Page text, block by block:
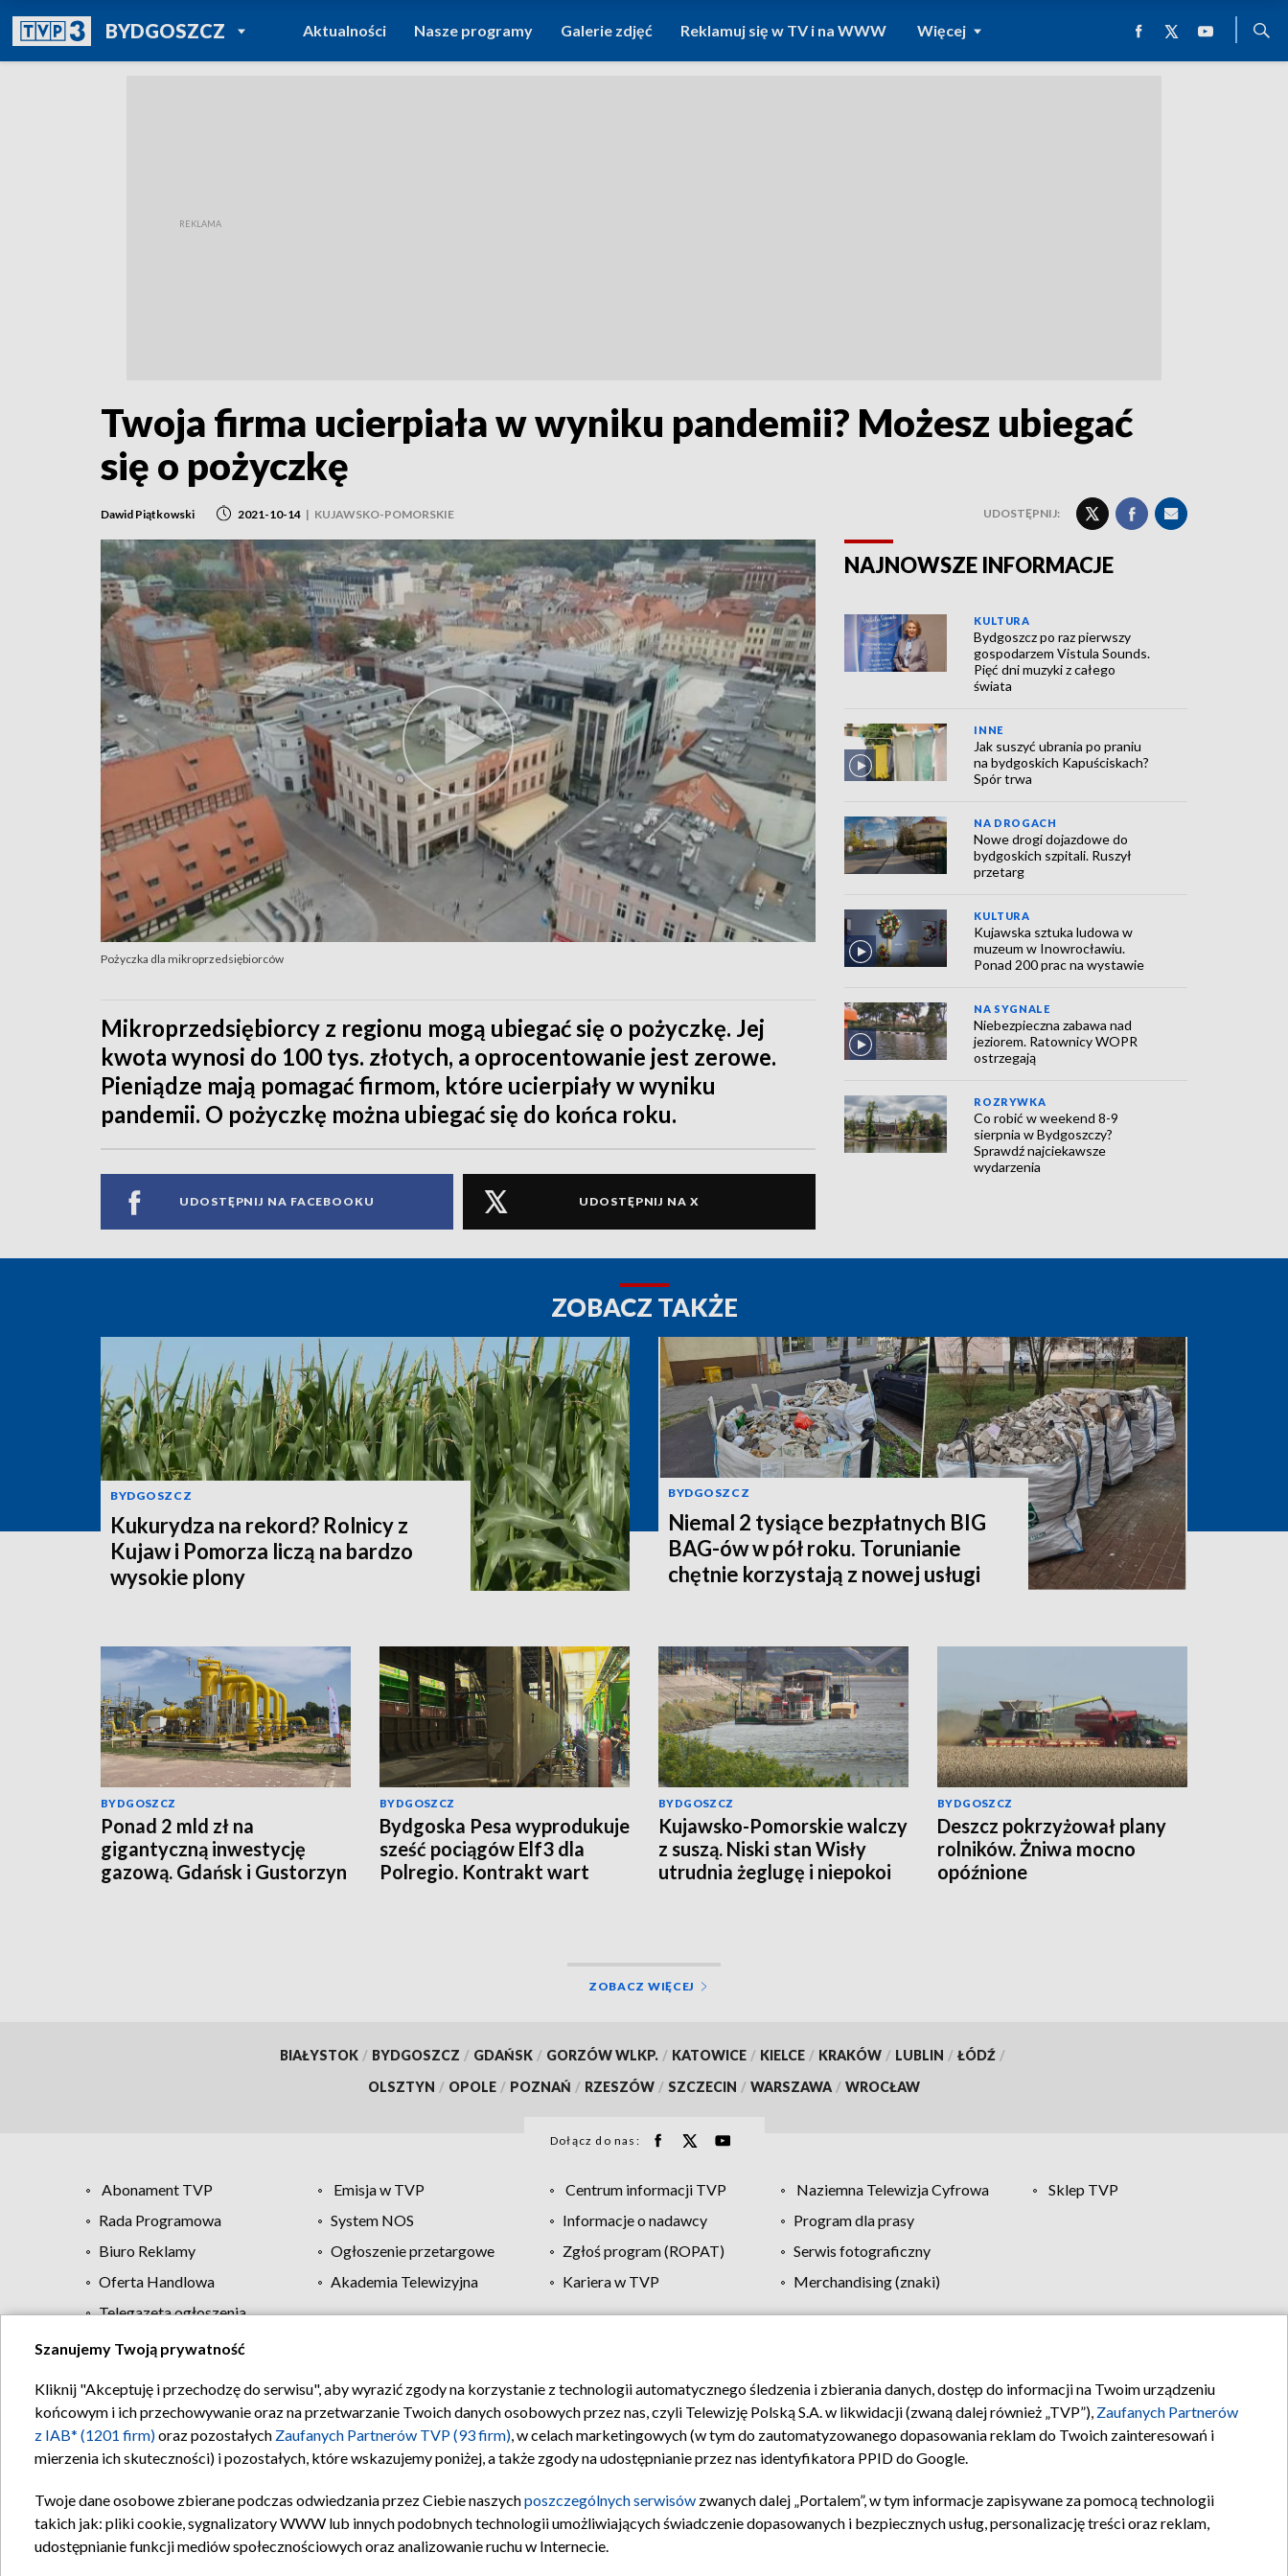
BYDGOSZCZPOWRÓT DO
TVP REGIONY
Aktualności Nasze programy Galerie zdjęć Reklamuj się w TV i na WWW Więcej
Twoja firma ucierpiała w wyniku pandemii? Możesz ubiegać
się o pożyczkę
Dawid Piątkowski 2021-10-14 | KUJAWSKO-POMORSKIE UDOSTĘPNIJ:
Pożyczka dla mikroprzedsiębiorców
Mikroprzedsiębiorcy z regionu mogą ubiegać się o pożyczkę. Jej
kwota wynosi do 100 tys. złotych, a oprocentowanie jest zerowe.
Pieniądze mają pomagać firmom, które ucierpiały w wyniku
pandemii. O pożyczkę można ubiegać się do końca roku.
UDOSTĘPNIJ NA FACEBOOKU UDOSTĘPNIJ NA X
NAJNOWSZE INFORMACJE
KULTURA
Bydgoszcz po raz pierwszy
gospodarzem Vistula Sounds.
Pięć dni muzyki z całego
świata
INNE
Jak suszyć ubrania po praniu
na bydgoskich Kapuściskach?
Spór trwa
NA DROGACH
Nowe drogi dojazdowe do
bydgoskich szpitali. Ruszył
przetarg
KULTURA
Kujawska sztuka ludowa w
muzeum w Inowrocławiu.
Ponad 200 prac na wystawie
NA SYGNALE
Niebezpieczna zabawa nad
jeziorem. Ratownicy WOPR
ostrzegają
ROZRYWKA
Co robić w weekend 8-9
sierpnia w Bydgoszczy?
Sprawdź najciekawsze
wydarzenia
ZOBACZ TAKŻE
BYDGOSZCZ
Kukurydza na rekord? Rolnicy z
Kujaw i Pomorza liczą na bardzo
wysokie plony
BYDGOSZCZ
Niemal 2 tysiące bezpłatnych BIG
BAG-ów w pół roku. Torunianie
chętnie korzystają z nowej usługi
BYDGOSZCZ
Ponad 2 mld zł na
gigantyczną inwestycję
gazową. Gdańsk i Gustorzyn
BYDGOSZCZ
Bydgoska Pesa wyprodukuje
sześć pociągów Elf3 dla
Polregio. Kontrakt wart
BYDGOSZCZ
Kujawsko-Pomorskie walczy
z suszą. Niski stan Wisły
utrudnia żeglugę i niepokoi
BYDGOSZCZ
Deszcz pokrzyżował plany
rolników. Żniwa mocno
opóźnione
ZOBACZ WIĘCEJ
BIAŁYSTOK / BYDGOSZCZ / GDAŃSK / GORZÓW WLKP. / KATOWICE / KIELCE / KRAKÓW / LUBLIN / ŁÓDŹ /
OLSZTYN / OPOLE / POZNAŃ / RZESZÓW / SZCZECIN / WARSZAWA / WROCŁAW
Dołącz do nas:
Abonament TVP Emisja w TVP Centrum informacji TVP Naziemna Telewizja Cyfrowa
Sklep TVP
Rada Programowa
System NOS Informacje o nadawcy
Program dla prasy
Biuro Reklamy
Ogłoszenie przetargowe Zgłoś program (ROPAT)
Serwis fotograficzny
Oferta Handlowa
Akademia Telewizyjna Kariera w TVP
Merchandising (znaki)
Telegazeta ogłoszenia
Regulamin TVP Polityka prywatności Moje zgody Pomoc Biuro reklamy Kontakt
Szanujemy Twoją prywatność
Kliknij "Akceptuję i przechodzę do serwisu", aby wyrazić zgody na korzystanie z technologii automatycznego śledzenia i zbierania danych, dostęp do informacji na Twoim urządzeniu
końcowym i ich przechowywanie oraz na przetwarzanie Twoich danych osobowych przez nas, czyli Telewizję Polską S.A. w likwidacji (zwaną dalej również „TVP”), Zaufanych Partnerów
z IAB* (1201 firm)oraz pozostałych Zaufanych Partnerów TVP (93 firm), w celach marketingowych (w tym do zautomatyzowanego dopasowania reklam do Twoich zainteresowań i
mierzenia ich skuteczności) i pozostałych, które wskazujemy poniżej, a także zgody na udostępnianie przez nas identyfikatora PPID do Google.
Twoje dane osobowe zbierane podczas odwiedzania przez Ciebie naszychposzczególnych serwisów zwanych dalej „Portalem”, w tym informacje zapisywane za pomocą technologii
takich jak: pliki cookie, sygnalizatory WWW lub innych podobnych technologii umożliwiających świadczenie dopasowanych i bezpiecznych usług, personalizację treści oraz reklam,
udostępnianie funkcji mediów społecznościowych oraz analizowanie ruchu w Internecie.